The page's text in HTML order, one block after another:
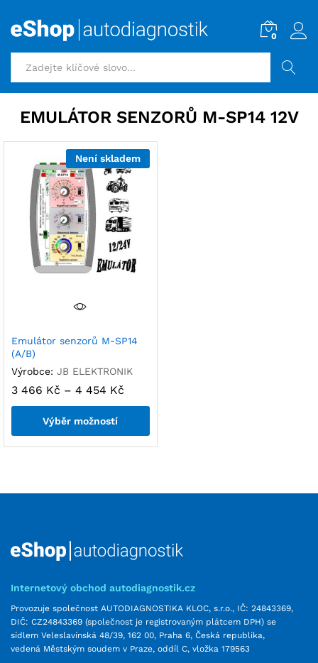
0
EMULÁTOR SENZORŮ M-SP14 12V
Není skladem
Emulátor senzorů M-SP14
(A/B)
Výrobce: JB ELEKTRONIK
3 466 Kč – 4 454 Kč
Výběr možností
Internetový obchod autodiagnostik.cz
Provozuje společnost AUTODIAGNOSTIKA KLOC, s.r.o., IČ: 24843369,
DIČ: CZ24843369 (společnost je registrovaným plátcem DPH) se
sídlem Veleslavínská 48/39, 162 00, Praha 6, Česká republika,
vedená Městským soudem v Praze, oddíl C, vložka 179563